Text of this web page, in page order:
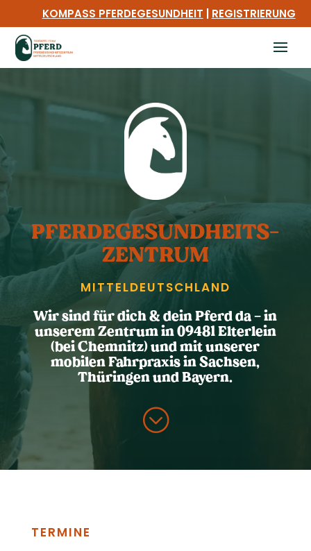
KOMPASS PFERDEGESUNDHEIT REGISTRIERUNG
PFERDE­GESUNDHEITS­
ZENTRUM
MITTEL­DEUTSCHLAND
Wir sind für dich & dein Pferd da – in
unserem Zentrum in 09481 Elterlein
(bei Chemnitz) und mit unserer
mobilen Fahrpraxis in Sachsen,
Thüringen und Bayern.
;
TERMINE